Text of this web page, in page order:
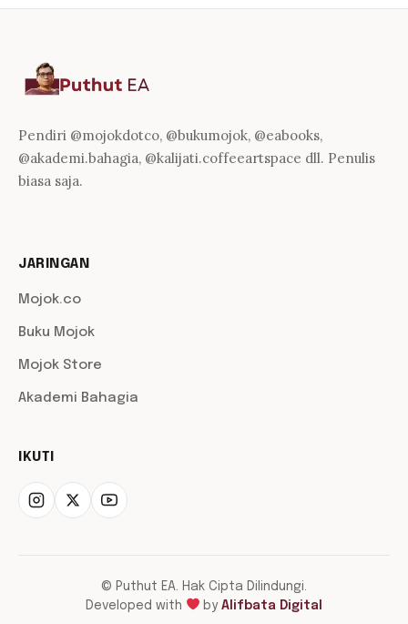
Pendiri @mojokdotco, @bukumojok, @eabooks,
@akademi.bahagia, @kalijati.coffeeartspace dll. Penulis
biasa saja.
JARINGAN
Mojok.co
Buku Mojok
Mojok Store
Akademi Bahagia
IKUTI
© Puthut EA. Hak Cipta Dilindungi.
Developed with
byAlifbata Digital